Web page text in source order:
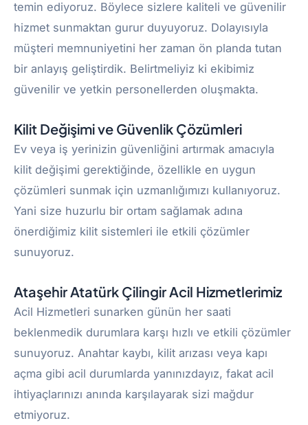
temin ediyoruz. Böylece sizlere kaliteli ve güvenilir
hizmet sunmaktan gurur duyuyoruz. Dolayısıyla
müşteri memnuniyetini her zaman ön planda tutan
bir anlayış geliştirdik. Belirtmeliyiz ki ekibimiz
güvenilir ve yetkin personellerden oluşmakta.
Kilit Değişimi ve Güvenlik Çözümleri
Ev veya iş yerinizin güvenliğini artırmak amacıyla
kilit değişimi gerektiğinde, özellikle en uygun
çözümleri sunmak için uzmanlığımızı kullanıyoruz.
Yani size huzurlu bir ortam sağlamak adına
önerdiğimiz kilit sistemleri ile etkili çözümler
sunuyoruz.
Ataşehir Atatürk Çilingir Acil Hizmetlerimiz
Acil Hizmetleri sunarken günün her saati
beklenmedik durumlara karşı hızlı ve etkili çözümler
sunuyoruz. Anahtar kaybı, kilit arızası veya kapı
açma gibi acil durumlarda yanınızdayız, fakat acil
ihtiyaçlarınızı anında karşılayarak sizi mağdur
etmiyoruz.